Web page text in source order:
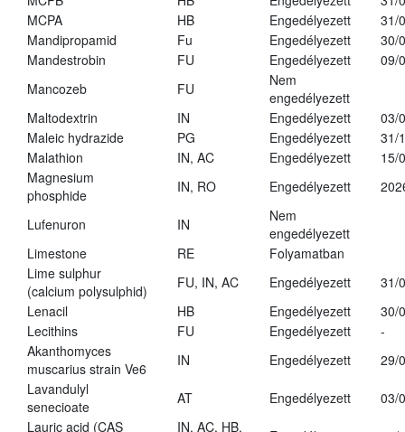
MCPA
HB Engedélyezett
31/
Mandipropamid
Fu Engedélyezett
30/
Mandestrobin
FU Engedélyezett
09/
Mancozeb
FU
Nem
engedélyezett
Maltodextrin
IN Engedélyezett
03/
Maleic hydrazide
PG Engedélyezett
31/
Malathion
IN, AC Engedélyezett
15/
Magnesium
phosphide
IN, RO Engedélyezett
Lufenuron IN
Nem
engedélyezett
Limestone
RE
Folyamatban
Lime sulphur
(calcium polysulphid)
FU, IN, AC Engedélyezett
31/
Lenacil
HB Engedélyezett
30/
Lecithins
FU Engedélyezett
-
Akanthomyces
muscarius strain Ve6
IN Engedélyezett
29/
Lavandulyl
senecioate
AT Engedélyezett
03/
Lauric acid (CAS
IN, AC, HB,